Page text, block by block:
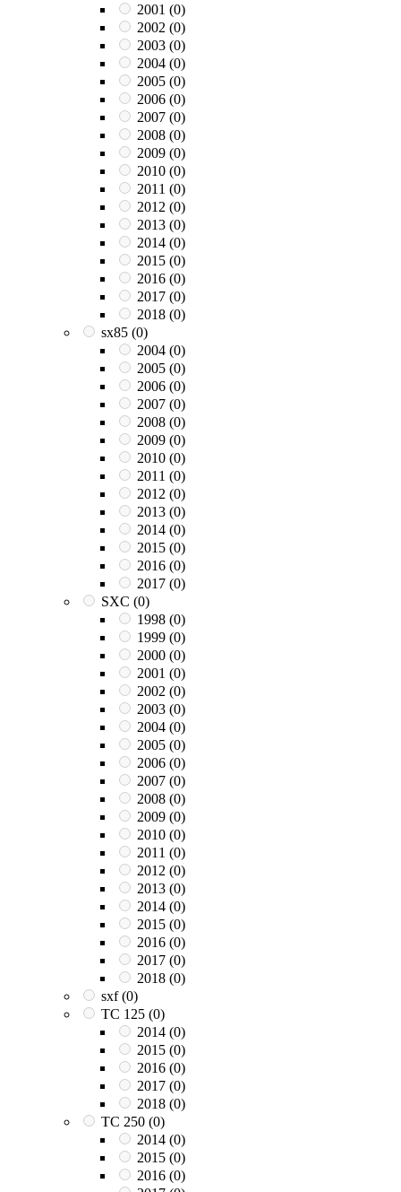
2001 (0)
2002 (0)
2003 (0)
2004 (0)
2005 (0)
2006 (0)
2007 (0)
2008 (0)
2009 (0)
2010 (0)
2011 (0)
2012 (0)
2013 (0)
2014 (0)
2015 (0)
2016 (0)
2017 (0)
2018 (0)
sx85 (0)
2004 (0)
2005 (0)
2006 (0)
2007 (0)
2008 (0)
2009 (0)
2010 (0)
2011 (0)
2012 (0)
2013 (0)
2014 (0)
2015 (0)
2016 (0)
2017 (0)
SXC (0)
1998 (0)
1999 (0)
2000 (0)
2001 (0)
2002 (0)
2003 (0)
2004 (0)
2005 (0)
2006 (0)
2007 (0)
2008 (0)
2009 (0)
2010 (0)
2011 (0)
2012 (0)
2013 (0)
2014 (0)
2015 (0)
2016 (0)
2017 (0)
2018 (0)
sxf(0)
TC 125 (0)
2014 (0)
2015 (0)
2016 (0)
2017 (0)
2018 (0)
TC 250 (0)
2014 (0)
2015 (0)
2016 (0)